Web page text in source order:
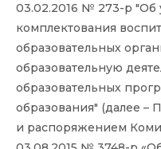
03.02.2016 № 273-р
комплектования
образовательных
образовательную
образовательных
образования" (далее –
и распоряжением